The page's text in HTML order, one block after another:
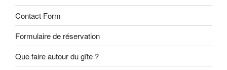
k
Contact Form
Formulaire de réservation
Que faire autour du gîte ?